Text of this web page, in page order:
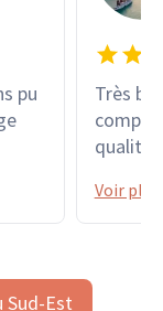
pu
:
Très
qualité
Voir
Sud-Est